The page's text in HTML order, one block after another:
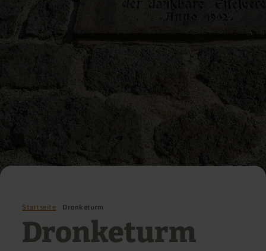
Startseite Dronketurm
Dronketurm